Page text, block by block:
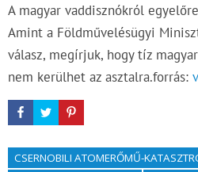
A magyar vaddisznókról
Amint a Földművelésügyi
válasz, megírjuk, hogy tíz
nem kerülhet az asztalra.forrás:
CSERNOBILI ATOMERŐMŰ-